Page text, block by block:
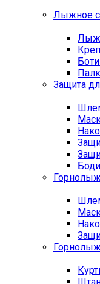
Лыжное
Защита